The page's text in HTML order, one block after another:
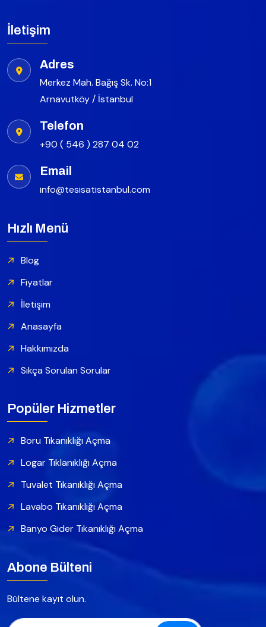
İletişim
Adres
Merkez Mah. Bağış Sk. No:1
Arnavutköy / İstanbul
Telefon
+90 ( 546 ) 287 04 02
Email
info@tesisatistanbul.com
Hızlı Menü
Blog
Fiyatlar
İletişim
Anasayfa
Hakkımızda
Sıkça Sorulan Sorular
Popüler Hizmetler
Boru Tıkanıklığı Açma
Logar Tıklanıklığı Açma
Tuvalet Tıkanıklığı Açma
Lavabo Tıkanıklığı Açma
Banyo Gider Tıkanıklığı Açma
Abone Bülteni
Bültene kayıt olun.